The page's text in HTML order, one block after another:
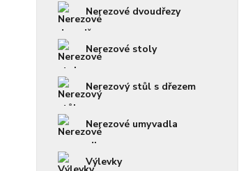
Nerezové dvoudřezy
Nerezové stoly
Nerezový stůl s dřezem
Nerezové umyvadla
Výlevky